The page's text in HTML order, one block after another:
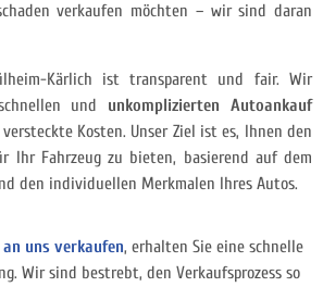
verkaufen möchten – wir sind daran
Kärlich ist transparent und fair. Wir
und unkomplizierten Autoankauf
Kosten. Unser Ziel ist es, Ihnen den
Ihr Fahrzeug zu bieten, basierend auf dem
den individuellen Merkmalen Ihres Autos.
an uns verkaufen, erhalten Sie eine schnelle
Wir sind bestrebt, den Verkaufsprozess so